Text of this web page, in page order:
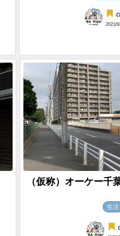
2021/
（仮称）オーケー
生活